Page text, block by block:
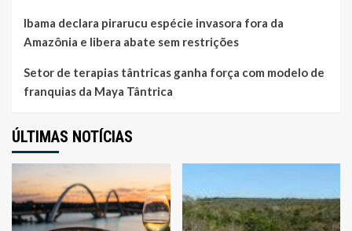
Ibama declara pirarucu espécie invasora fora da
Amazônia e libera abate sem restrições
Setor de terapias tântricas ganha força com modelo de
franquias da Maya Tântrica
ÚLTIMAS NOTÍCIAS